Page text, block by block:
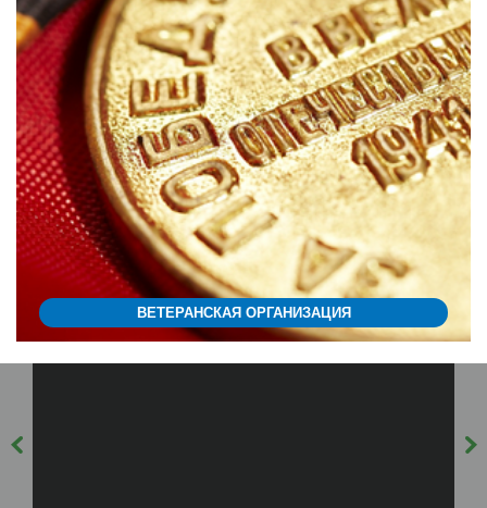
ВЕТЕРАНСКАЯ ОРГАНИЗАЦИЯ